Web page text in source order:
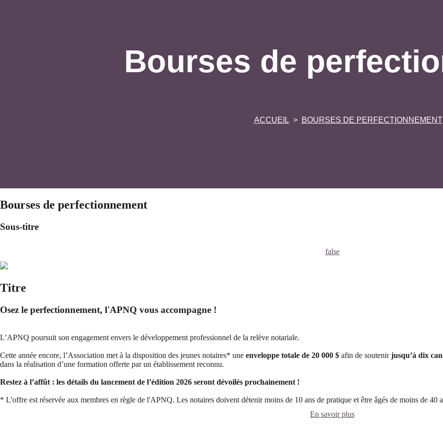
Bourses de
ACCUEIL BOURSES DE PERFECTIONNEMENT
Bourses de perfectionnement
Sous-titre
false
Titre
Osez le perfectionnement, l'APNQ vous accompagne !
L’APNQ poursuit son engagement envers le développement professionnel de la relève notariale.
Cette année encore, l’Association met à la disposition des jeunes notaires* une enveloppe totale de 20 000 $ afin de soutenirjusqu’à dix
dans la réalisation d’une formation offerte par un établissement reconnu.
Restez à l’affût : les détails du lancement de l’édition 2026 seront dévoilés prochainement !
* L'offre est réservée aux membres en règle de l'APNQ. Les notaires doivent détenir moins de 10 ans de pratique et être âgés de moins de
En savoir plus